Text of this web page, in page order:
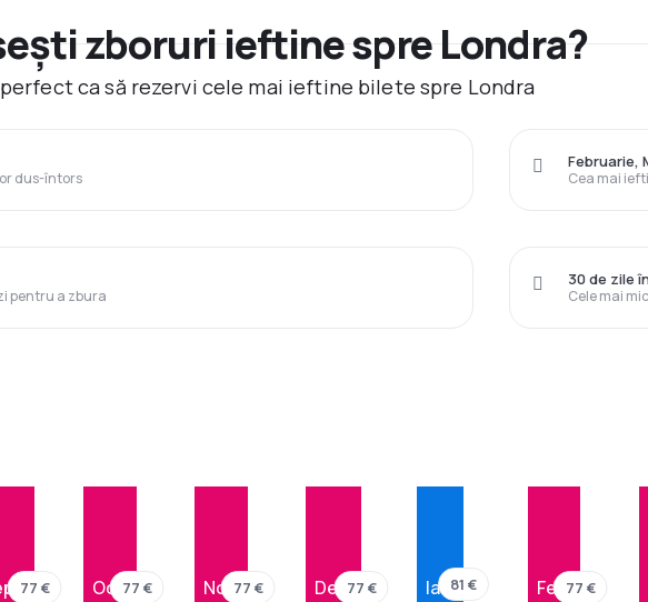
zboruri ieftine spre Londra?
ca să rezervi cele mai ieftine bilete spre Londra
dus-întors Cea mai
Februarie,
pentru a zbura Cele mai
30 de zile
77 € Oct.77 € Nov.77 € Dec.77 € Ian.81 € Feb.77 €